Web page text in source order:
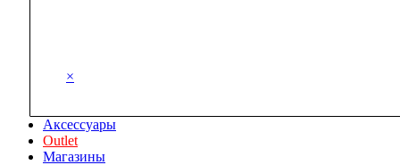
×
Аксессуары
Outlet
Магазины